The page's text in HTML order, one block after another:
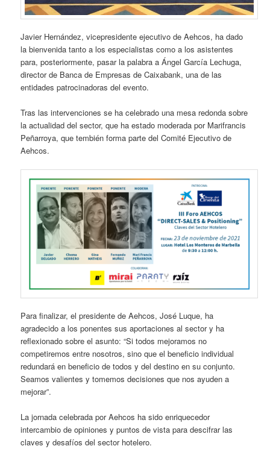
Javier Hernández, vicepresidente ejecutivo de Aehcos, ha dado
la bienvenida tanto a los especialistas como a los asistentes
para, posteriormente, pasar la palabra a Ángel García Lechuga,
director de Banca de Empresas de Caixabank, una de las
entidades patrocinadoras del evento.
Tras las intervenciones se ha celebrado una mesa redonda sobre
la actualidad del sector, que ha estado moderada por Marifrancis
Peñarroya, que tembién forma parte del Comité Ejecutivo de
Aehcos.
Para finalizar, el presidente de Aehcos, José Luque, ha
agradecido a los ponentes sus aportaciones al sector y ha
reflexionado sobre el asunto: “Si todos mejoramos no
competiremos entre nosotros, sino que el beneficio individual
redundará en beneficio de todos y del destino en su conjunto.
Seamos valientes y tomemos decisiones que nos ayuden a
mejorar”.
La jornada celebrada por Aehcos ha sido enriquecedor
intercambio de opiniones y puntos de vista para descifrar las
claves y desafíos del sector hotelero.